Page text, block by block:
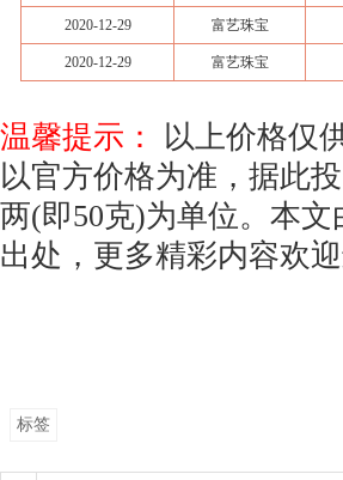
2020-12-29 富艺珠宝
2020-12-29 富艺珠宝
温馨提示：
以上价格仅
以官方价格为准，据此
两(即50克)为单位。本
出处，更多精彩内容欢
标签